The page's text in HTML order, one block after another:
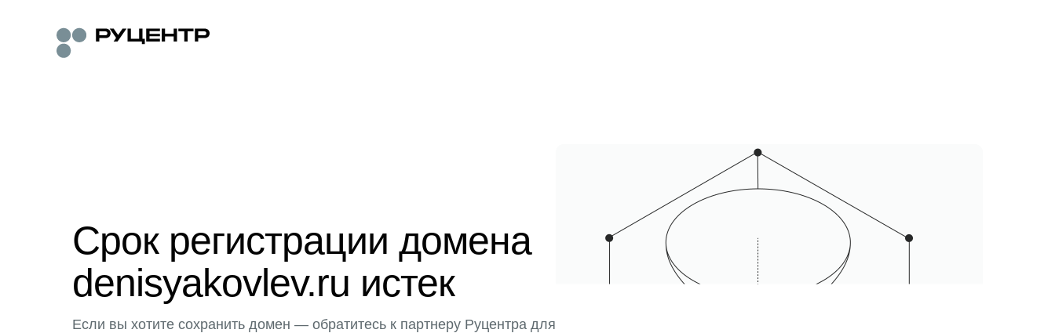
Срок регистрации домена
denisyakovlev.ru истек
Если вы хотите сохранить домен — обратитесь к партнеру Руцентра для